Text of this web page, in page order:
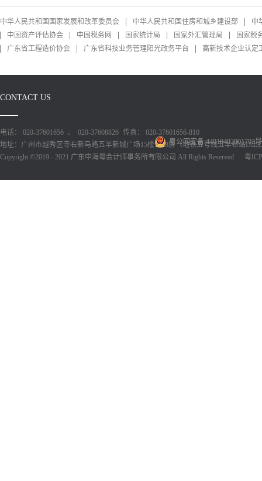
中华人民共和国国家发展和改革委员会 中华人民共和国住房和城乡建设部
中
中国资产评估协会
中国税务网 国家统计局 国家外汇管理局
国家税
广东省工程造价协会
广东省科技业务管理阳光政务平台 高新技术企业认定
CONTACT US
电话： 020-37601656 、 020-37608826 传真： 020-37601656-810
地址：广州市越秀区寺右新马路五羊新城广场15楼1518房（地铁五号线五羊邨站D出
Copyright ©2019 - 2021 广东中海粤会计师事务所有限公司 All Rights Reserved
粤ICP
粤公网安备 44010402001793号